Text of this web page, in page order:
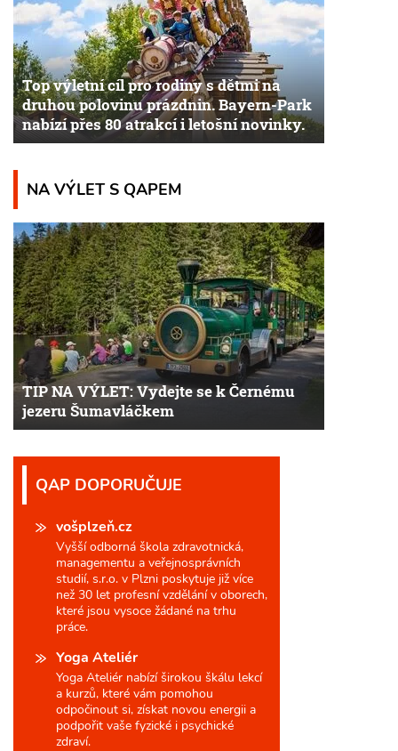
Top výletní cíl pro rodiny s dětmi na
druhou polovinu prázdnin. Bayern-Park
nabízí přes 80 atrakcí i letošní novinky.
NA VÝLET S QAPEM
TIP NA VÝLET: Vydejte se k Černému
jezeru Šumavláčkem
QAP DOPORUČUJE
vošplzeň.cz
Vyšší odborná škola zdravotnická,
managementu a veřejnosprávních
studií, s.r.o. v Plzni poskytuje již více
než 30 let profesní vzdělání v oborech,
které jsou vysoce žádané na trhu
práce.
Yoga Ateliér
Yoga Ateliér nabízí širokou škálu lekcí
a kurzů, které vám pomohou
odpočinout si, získat novou energii a
podpořit vaše fyzické i psychické
zdraví.